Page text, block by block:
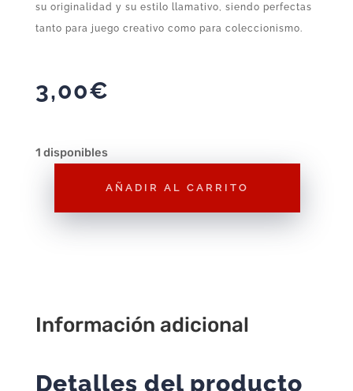
su originalidad y su estilo llamativo, siendo perfectas
tanto para juego creativo como para coleccionismo.
3,00€
1 disponibles
AÑADIR AL CARRITO
Información adicional
Detalles del producto